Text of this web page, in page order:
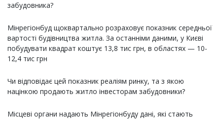
забудовника?
Мінрегіонбуд щоквартально розраховує показник середньої
вартості будівництва житла. За останніми даними, у Києві
побудувати квадрат коштує 13,8 тис грн, в областях — 10-
12,4 тис грн
Чи відповідає цей показник реаліям ринку, та з якою
націнкою продають житло інвесторам забудовники?
Місцеві органи надають Мінрегіонбуду дані, які стають